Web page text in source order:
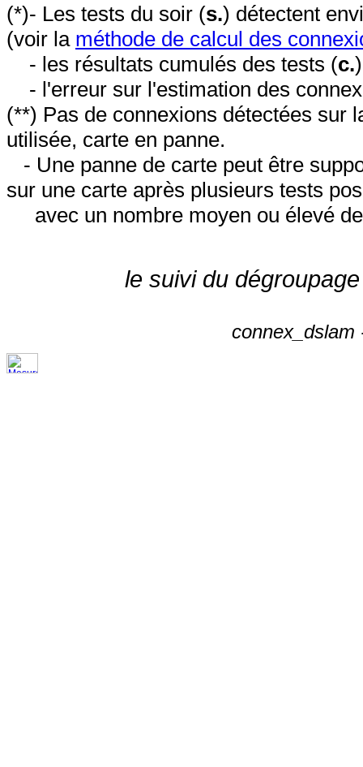
(*)- Les tests du soir (s.) détectent
(voir la méthode de calcul des
- les résultats cumulés des tests (c.
- l'erreur sur l'estimation des
(**) Pas de connexions détectées sur
utilisée, carte en panne.
- Une panne de carte peut être
sur une carte après plusieurs tests
avec un nombre moyen ou élevé
le suivi du
connex_dslam